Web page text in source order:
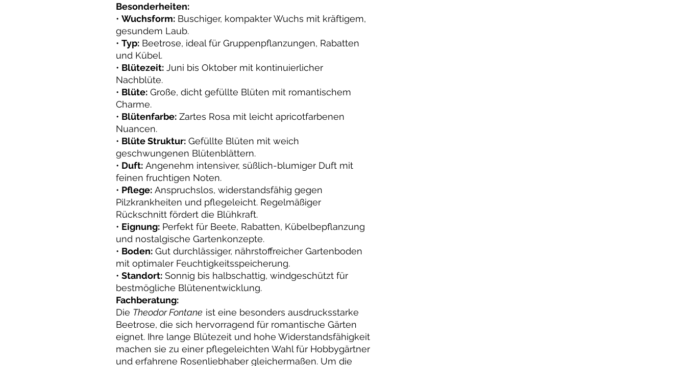
Besonderheiten:
• Wuchsform: Buschiger, kompakter Wuchs mit kräftigem,
gesundem Laub.
• Typ: Beetrose, ideal für Gruppenpflanzungen, Rabatten
und Kübel.
• Blütezeit: Juni bis Oktober mit kontinuierlicher
Nachblüte.
• Blüte: Große, dicht gefüllte Blüten mit romantischem
Charme.
• Blütenfarbe: Zartes Rosa mit leicht apricotfarbenen
Nuancen.
• Blüte Struktur: Gefüllte Blüten mit weich
geschwungenen Blütenblättern.
• Duft: Angenehm intensiver, süßlich-blumiger Duft mit
feinen fruchtigen Noten.
• Pflege: Anspruchslos, widerstandsfähig gegen
Pilzkrankheiten und pflegeleicht. Regelmäßiger
Rückschnitt fördert die Blühkraft.
• Eignung: Perfekt für Beete, Rabatten, Kübelbepflanzung
und nostalgische Gartenkonzepte.
• Boden: Gut durchlässiger, nährstoffreicher Gartenboden
mit optimaler Feuchtigkeitsspeicherung.
• Standort: Sonnig bis halbschattig, windgeschützt für
bestmögliche Blütenentwicklung.
Fachberatung:
Die Theodor Fontane ist eine besonders ausdrucksstarke
Beetrose, die sich hervorragend für romantische Gärten
eignet. Ihre lange Blütezeit und hohe Widerstandsfähigkeit
machen sie zu einer pflegeleichten Wahl für Hobbygärtner
und erfahrene Rosenliebhaber gleichermaßen. Um die